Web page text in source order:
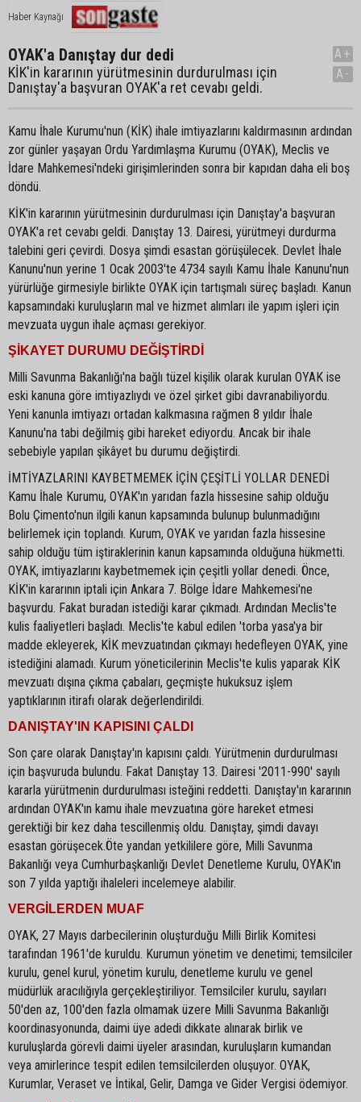
Haber Kaynağı
OYAK'a Danıştay dur dedi
KİK'in kararının yürütmesinin durdurulması için
Danıştay'a başvuran OYAK'a ret cevabı geldi.
A+
A-
Kamu İhale Kurumu'nun (KİK) ihale imtiyazlarını kaldırmasının ardından
zor günler yaşayan Ordu Yardımlaşma Kurumu (OYAK), Meclis ve
İdare Mahkemesi'ndeki girişimlerinden sonra bir kapıdan daha eli boş
döndü.
KİK'in kararının yürütmesinin durdurulması için Danıştay'a başvuran
OYAK'a ret cevabı geldi. Danıştay 13. Dairesi, yürütmeyi durdurma
talebini geri çevirdi. Dosya şimdi esastan görüşülecek. Devlet İhale
Kanunu'nun yerine 1 Ocak 2003'te 4734 sayılı Kamu İhale Kanunu'nun
yürürlüğe girmesiyle birlikte OYAK için tartışmalı süreç başladı. Kanun
kapsamındaki kuruluşların mal ve hizmet alımları ile yapım işleri için
mevzuata uygun ihale açması gerekiyor.
ŞİKAYET DURUMU DEĞİŞTİRDİ
Milli Savunma Bakanlığı'na bağlı tüzel kişilik olarak kurulan OYAK ise
eski kanuna göre imtiyazlıydı ve özel şirket gibi davranabiliyordu.
Yeni kanunla imtiyazı ortadan kalkmasına rağmen 8 yıldır İhale
Kanunu'na tabi değilmiş gibi hareket ediyordu. Ancak bir ihale
sebebiyle yapılan şikâyet bu durumu değiştirdi.
İMTİYAZLARINI KAYBETMEMEK İÇİN ÇEŞİTLİ YOLLAR DENEDİ
Kamu İhale Kurumu, OYAK'ın yarıdan fazla hissesine sahip olduğu
Bolu Çimento'nun ilgili kanun kapsamında bulunup bulunmadığını
belirlemek için toplandı. Kurum, OYAK ve yarıdan fazla hissesine
sahip olduğu tüm iştiraklerinin kanun kapsamında olduğuna hükmetti.
OYAK, imtiyazlarını kaybetmemek için çeşitli yollar denedi. Önce,
KİK'in kararının iptali için Ankara 7. Bölge İdare Mahkemesi'ne
başvurdu. Fakat buradan istediği karar çıkmadı. Ardından Meclis'te
kulis faaliyetleri başladı. Meclis'te kabul edilen 'torba yasa'ya bir
madde ekleyerek, KİK mevzuatından çıkmayı hedefleyen OYAK, yine
istediğini alamadı. Kurum yöneticilerinin Meclis'te kulis yaparak KİK
mevzuatı dışına çıkma çabaları, geçmişte hukuksuz işlem
yaptıklarının itirafı olarak değerlendirildi.
DANIŞTAY'IN KAPISINI ÇALDI
Son çare olarak Danıştay'ın kapısını çaldı. Yürütmenin durdurulması
için başvuruda bulundu. Fakat Danıştay 13. Dairesi '2011-990' sayılı
kararla yürütmenin durdurulması isteğini reddetti. Danıştay'ın kararının
ardından OYAK'ın kamu ihale mevzuatına göre hareket etmesi
gerektiği bir kez daha tescillenmiş oldu. Danıştay, şimdi davayı
esastan görüşecek.Öte yandan yetkililere göre, Milli Savunma
Bakanlığı veya Cumhurbaşkanlığı Devlet Denetleme Kurulu, OYAK'ın
son 7 yılda yaptığı ihaleleri incelemeye alabilir.
VERGİLERDEN MUAF
OYAK, 27 Mayıs darbecilerinin oluşturduğu Milli Birlik Komitesi
tarafından 1961'de kuruldu. Kurumun yönetim ve denetimi; temsilciler
kurulu, genel kurul, yönetim kurulu, denetleme kurulu ve genel
müdürlük aracılığıyla gerçekleştiriliyor. Temsilciler kurulu, sayıları
50'den az, 100'den fazla olmamak üzere Milli Savunma Bakanlığı
koordinasyonunda, daimi üye adedi dikkate alınarak birlik ve
kuruluşlarda görevli daimi üyeler arasından, kuruluşların kumandan
veya amirlerince tespit edilen temsilcilerden oluşuyor. OYAK,
Kurumlar, Veraset ve İntikal, Gelir, Damga ve Gider Vergisi ödemiyor.